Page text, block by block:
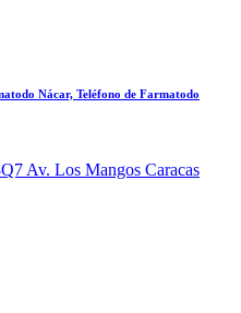
Nácar, Teléfono de Farmatodo
Av. Los Mangos Caracas